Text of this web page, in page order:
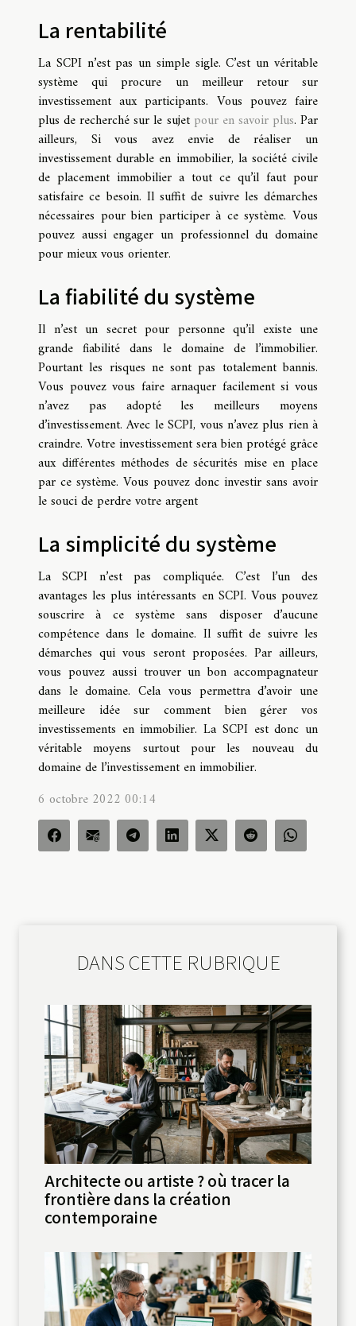
La rentabilité
La SCPI n’est pas un simple sigle. C’est un véritable
système qui procure un meilleur retour sur
investissement aux participants. Vous pouvez faire
plus de recherché sur le sujet pour en savoir plus. Par
ailleurs, Si vous avez envie de réaliser un
investissement durable en immobilier, la société civile
de placement immobilier a tout ce qu’il faut pour
satisfaire ce besoin. Il suffit de suivre les démarches
nécessaires pour bien participer à ce système. Vous
pouvez aussi engager un professionnel du domaine
pour mieux vous orienter.
La fiabilité du système
Il n’est un secret pour personne qu’il existe une
grande fiabilité dans le domaine de l’immobilier.
Pourtant les risques ne sont pas totalement bannis.
Vous pouvez vous faire arnaquer facilement si vous
n’avez pas adopté les meilleurs moyens
d’investissement. Avec le SCPI, vous n’avez plus rien à
craindre. Votre investissement sera bien protégé grâce
aux différentes méthodes de sécurités mise en place
par ce système. Vous pouvez donc investir sans avoir
le souci de perdre votre argent
La simplicité du système
La SCPI n’est pas compliquée. C’est l’un des
avantages les plus intéressants en SCPI. Vous pouvez
souscrire à ce système sans disposer d’aucune
compétence dans le domaine. Il suffit de suivre les
démarches qui vous seront proposées. Par ailleurs,
vous pouvez aussi trouver un bon accompagnateur
dans le domaine. Cela vous permettra d’avoir une
meilleure idée sur comment bien gérer vos
investissements en immobilier. La SCPI est donc un
véritable moyens surtout pour les nouveau du
domaine de l’investissement en immobilier.
6 octobre 2022 00:14
DANS CETTE RUBRIQUE
Architecte ou artiste ? où tracer la
frontière dans la création
contemporaine